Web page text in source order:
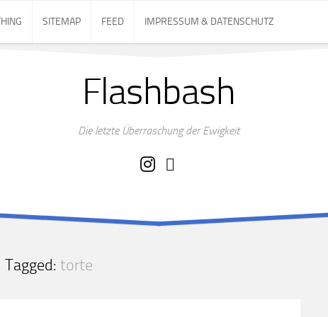
SITEMAP FEED IMPRESSUM & DATENSCHUTZ
Flashbash
Die letzte Überraschung der Ewigkeit
Tagged: torte